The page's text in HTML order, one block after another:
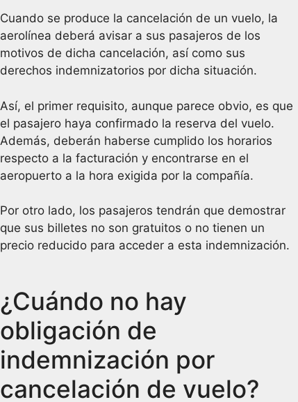
Cuando se produce la cancelación de un vuelo, la
aerolínea deberá avisar a sus pasajeros de los
motivos de dicha cancelación, así como sus
derechos indemnizatorios por dicha situación.
Así, el primer requisito, aunque parece obvio, es que
el pasajero haya confirmado la reserva del vuelo.
Además, deberán haberse cumplido los horarios
respecto a la facturación y encontrarse en el
aeropuerto a la hora exigida por la compañía.
Por otro lado, los pasajeros tendrán que demostrar
que sus billetes no son gratuitos o no tienen un
precio reducido para acceder a esta indemnización.
¿Cuándo no hay
obligación de
indemnización por
cancelación de vuelo?